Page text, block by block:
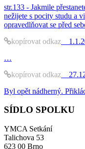
str.133 - Jakmile
nežijete s pocity studu a
opravedlňovat se před
kopírovat odkaz
…
kopírovat odkaz
Byl opět nádherný.
SÍDLO SPOLKU
YMCA Setkání
Talichova 53
623 00 Brno